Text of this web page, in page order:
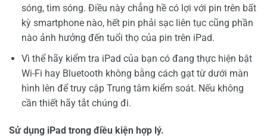
sóng, tìm sóng. Điều này chẳng hề có lợi với pin trên bất
kỳ smartphone nào, hết pin phải sạc liên tục cũng phần
nào ảnh hưởng đến tuổi thọ của pin trên iPad.
Vì thể hãy kiểm tra iPad của bạn có đang thực hiện bật
Wi-Fi hay Bluetooth không bằng cách gạt từ dưới màn
hình lên để truy cập Trung tâm kiểm soát. Nếu không
cần thiết hãy tắt chúng đi.
Sử dụng iPad trong điều kiện hợp lý.